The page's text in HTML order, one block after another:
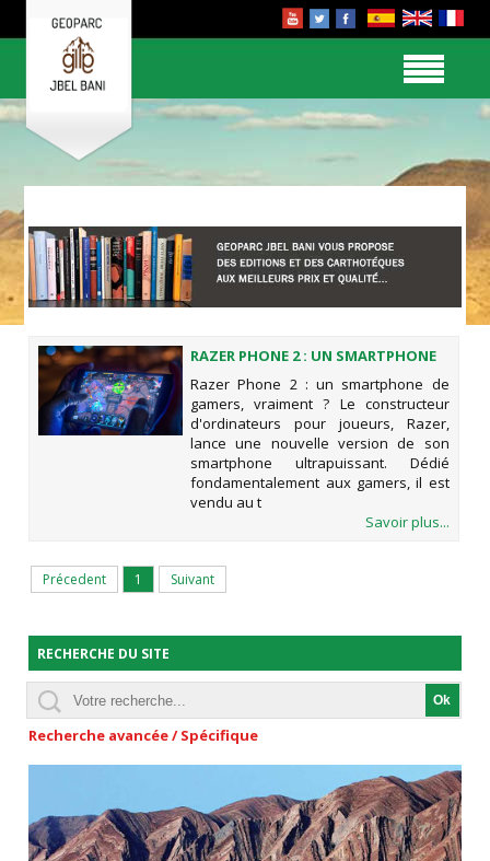
RAZER PHONE 2 : UN SMARTPHONE
DE GAMERS, VRAIMENT ?
Razer Phone 2 : un smartphone de
gamers, vraiment ? Le constructeur
d'ordinateurs pour joueurs, Razer,
lance une nouvelle version de son
smartphone ultrapuissant. Dédié
fondamentalement aux gamers, il est
vendu au t
Savoir plus...
Précedent 1 Suivant
RECHERCHE DU SITE
Recherche avancée / Spécifique